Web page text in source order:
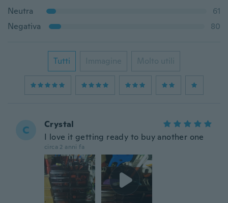
Neutra
61
Negativa
80
Tutti Immagine Molto utili
C
Crystal
I love it getting ready to buy another one
circa 2 anni fa